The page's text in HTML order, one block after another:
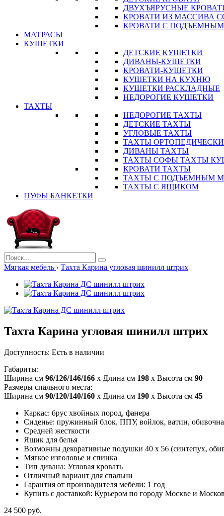
ДВУХЪЯРУСНЫЕ
КРОВАТИ ИЗ МАССИВА
КРОВАТИ С
МАТРАСЫ
КУШЕТКИ
ДЕТСКИЕ КУШЕТКИ
ДИВАНЫ-КУШЕТКИ
КРОВАТИ-КУШЕТКИ
КУШЕТКИ НА КУХНЮ
КУШЕТКИ РАСКЛАДНЫЕ
НЕДОРОГИЕ КУШЕТКИ
ТАХТЫ
НЕДОРОГИЕ ТАХТЫ
ДЕТСКИЕ ТАХТЫ
УГЛОВЫЕ ТАХТЫ
ТАХТЫ
ДИВАНЫ ТАХТЫ
ТАХТЫ СОФЫ ТАХТЫ
КРОВАТИ ТАХТЫ
ТАХТЫ С ПОДЪЕМНЫМ
ТАХТЫ С ЯЩИКОМ
ПУФЫ БАНКЕТКИ
Мягкая мебель › Тахта Карина угловая шинилл штрих
Тахта Карина угловая шинилл штрих
Доступность: Есть в наличии
Габариты:
Ширина см 96/126/146/166 x Длина см 198 x Высота см 90
Размеры спального места:
Ширина см 90/120/140/160 x Длина см 190 x Высота см 45
Каркас: брус хвойных пород, фанера
Сиденье: пружинный блок, ППУ, войлок, ватин,
Средней жесткости
Ящик для белья
Возможны декоративные подушки 40 x 56 (синтепух,
Мягкое изголовье и спинка
Тип дивана: Угловая кровать
Отличный вариант для спальни
Гарантия от производителя мебели: 1 год
Купить с доставкой: Курьером по городу Москве и
24 500 руб.